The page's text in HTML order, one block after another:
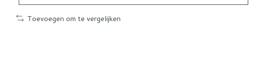
Toevoegen om te vergelijken